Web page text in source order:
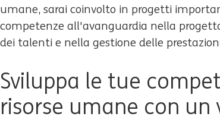
umane, sarai coinvolto in progetti
competenze all'avanguardia nella
dei talenti e nella gestione delle
Sviluppa le tue
risorse umane con un